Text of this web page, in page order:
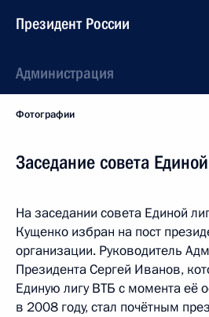
Президент России
Администрация
Фотографии
Заседание совета
На заседании совета Единой
Кущенко избран на пост
организации. Руководитель
Президента Сергей Иванов,
Единую лигу ВТБ с момента её
в 2008 году, стал почётным